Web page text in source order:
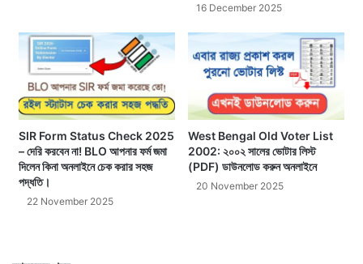
16 December 2025
SIR Form Status Check 2025
– দেরি করবেন না! BLO আপনার ফর্ম জমা
দিলেন কিনা অনলাইনে চেক করার সহজ
পদ্ধতি।
22 November 2025
West Bengal Old Voter List
2002: ২০০২ সালের ভোটার লিস্ট
(PDF) ডাউনলোড করুন অনলাইনে
20 November 2025